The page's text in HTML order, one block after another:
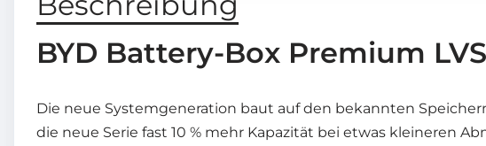
BYD Battery-Box Premium
Die neue Systemgeneration baut auf den bekannten
die neue Serie fast 10 % mehr Kapazität bei etwas kleineren